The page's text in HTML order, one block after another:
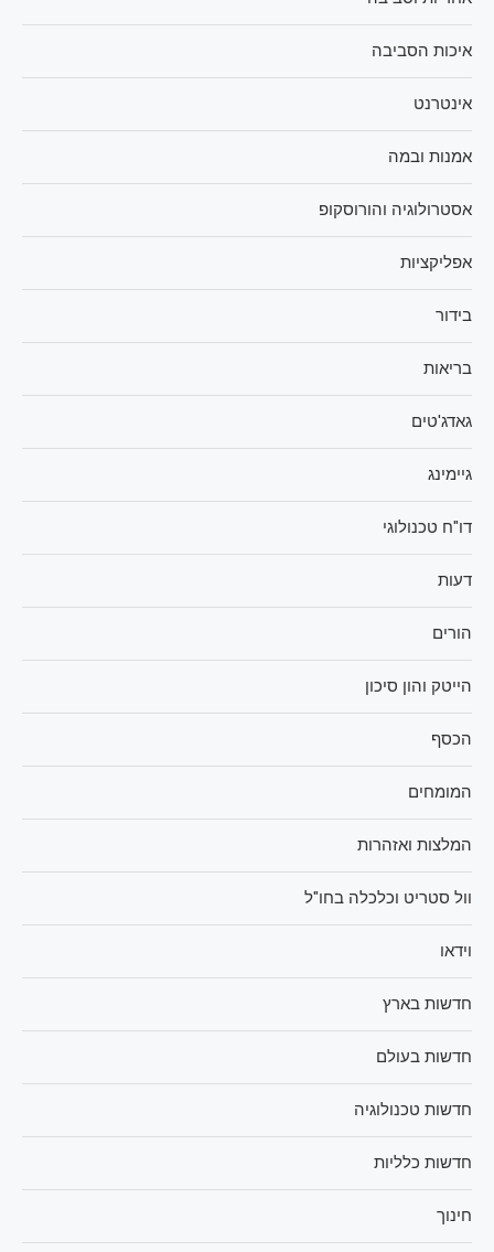
איכות הסביבה
אינטרנט
אמנות ובמה
אסטרולוגיה והורוסקופ
אפליקציות
בידור
בריאות
גאדג'טים
גיימינג
דו"ח טכנולוגי
דעות
הורים
הייטק והון סיכון
הכסף
המומחים
המלצות ואזהרות
וול סטריט וכלכלה בחו"ל
וידאו
חדשות בארץ
חדשות בעולם
חדשות טכנולוגיה
חדשות כלליות
חינוך